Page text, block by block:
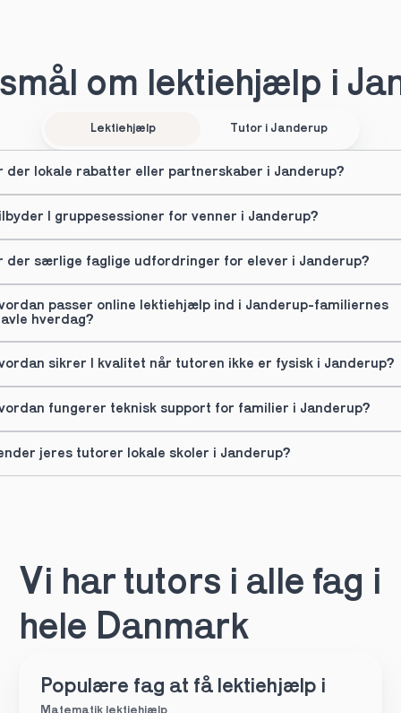
om lektiehjælp i
Lektiehjælp Tutor i Janderup
der lokale rabatter eller partnerskaber i Janderup?
I gruppesessioner for venner i Janderup?
der særlige faglige udfordringer for elever i Janderup?
passer online lektiehjælp ind i Janderup-familiernes
hverdag?
sikrer I kvalitet når tutoren ikke er fysisk i Janderup?
fungerer teknisk support for familier i Janderup?
jeres tutorer lokale skoler i Janderup?
Vi har tutors i alle fag i
hele Danmark
Populære fag at få lektiehjælp i